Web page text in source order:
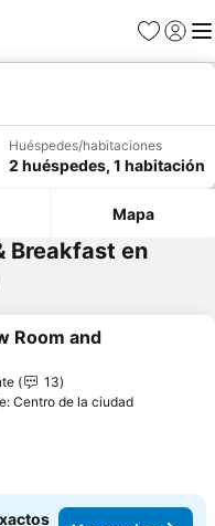
Favoritos
Iniciar
Huéspedes/habitaciones
2 huéspedes, 1 habitación
Mapa
Breakfast en
a favoritos
Room and
13
Centro de la ciudad